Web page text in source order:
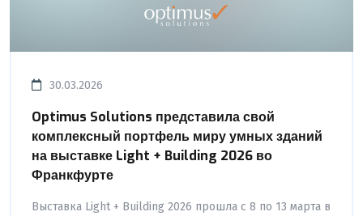
30.03.2026
Optimus Solutions представила свой
комплексный портфель миру умных зданий
на выставке Light + Building 2026 во
Франкфурте
Выставка Light + Building 2026 прошла с 8 по 13 марта в